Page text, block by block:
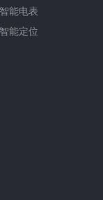
智能电表
智能定位